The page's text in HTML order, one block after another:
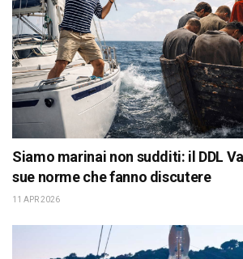
Siamo marinai non sudditi: il DDL
sue norme che fanno discutere
11 APR 2026